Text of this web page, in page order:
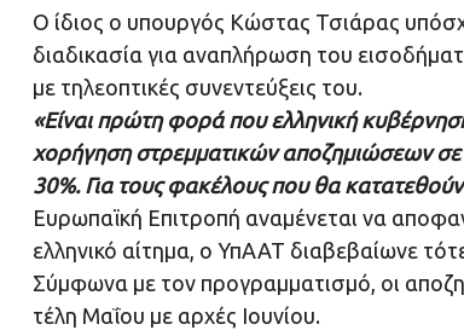
Ο ίδιος ο υπουργός Κώστας Τσιάρας
διαδικασία για αναπλήρωση του
με τηλεοπτικές συνεντεύξεις του.
«Είναι πρώτη φορά που ελληνική
χορήγηση στρεμματικών αποζημιώσεων
30%. Για τους φακέλους που θα
Ευρωπαϊκή Επιτροπή αναμένεται να
ελληνικό αίτημα, ο ΥπΑΑΤ διαβεβαίωνε
Σύμφωνα με τον προγραμματισμό, οι
τέλη Μαΐου με αρχές Ιουνίου.